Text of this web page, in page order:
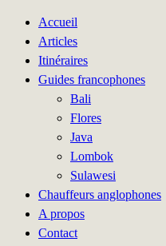
Accueil
Articles
Itinéraires
Guides francophones
Bali
Flores
Java
Lombok
Sulawesi
Chauffeurs anglophones
A propos
Contact